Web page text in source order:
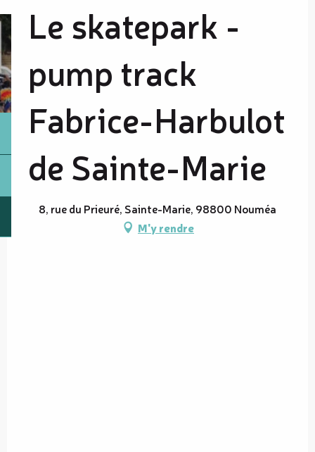
Le skatepark -
pump track
Fabrice-Harbulot
de Sainte-Marie
8, rue du Prieuré, Sainte-Marie, 98800 Nouméa
M'y rendre